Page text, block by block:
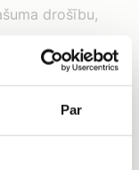
Par
drošību,
mūsu
vērtību